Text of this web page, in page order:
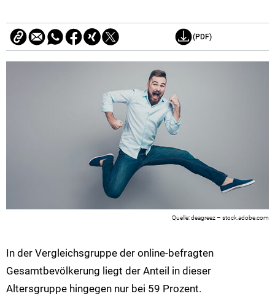
(PDF)
deagreez – stock.adobe.com
In der Vergleichsgruppe der online-befragten
Gesamtbevölkerung liegt der Anteil in dieser
Altersgruppe hingegen nur bei 59 Prozent.